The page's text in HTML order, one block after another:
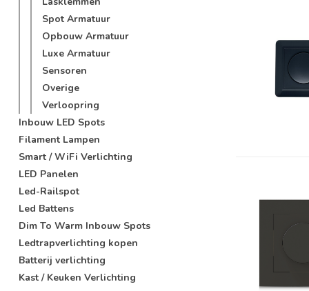
Spot Armatuur
Opbouw Armatuur
Luxe Armatuur
Sensoren
Overige
Verloopring
Inbouw LED Spots
Filament Lampen
Smart / WiFi Verlichting
LED Panelen
Led-Railspot
Led Battens
Dim To Warm Inbouw Spots
Ledtrapverlichting kopen
Batterij verlichting
Kast / Keuken Verlichting